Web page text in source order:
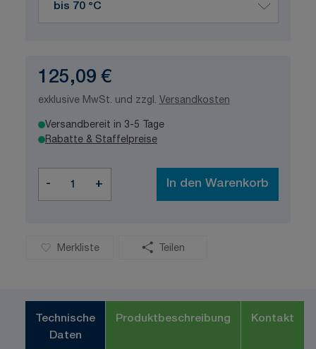
125,09 €
exklusive MwSt. und zzgl. Versandkosten
Versandbereit in 3-5 Tage
Rabatte & Staffelpreise
- + In den Warenkorb
Merkliste Teilen
Technische
Daten
Produktbeschreibung Kontakt